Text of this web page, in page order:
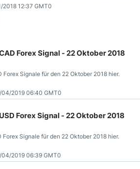
den höchsten Stand seit Dezember 2017
2018 12:37 GMT0
Forex Signal - 22 Oktober 2018
Forex Signale für den 22 Oktober 2018 hier.
04/2019 06:40 GMT0
GBP/USD Forex Signal - 22 Oktober 2018
Forex Signale für den 22 Oktober 2018 hier.
04/2019 06:39 GMT0